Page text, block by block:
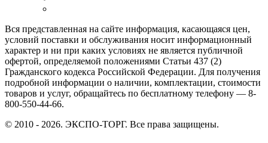
Вся представленная на сайте информация, касающаяся цен,
условий поставки и обслуживания носит информационный
характер и ни при каких условиях не является публичной
офертой, определяемой положениями Статьи 437 (2)
Гражданского кодекса Российской Федерации. Для получения
подробной информации о наличии, комплектации, стоимости
товаров и услуг, обращайтесь по бесплатному телефону — 8-
800-550-44-66.
© 2010 - 2026. ЭКСПО-ТОРГ. Все права защищены.